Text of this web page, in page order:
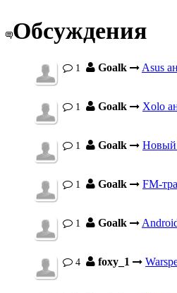
Обсуждения
1 Goalk Asus
1 Goalk Xolo
1 Goalk Новый
1 Goalk FM-
1 Goalk
4 foxy_1